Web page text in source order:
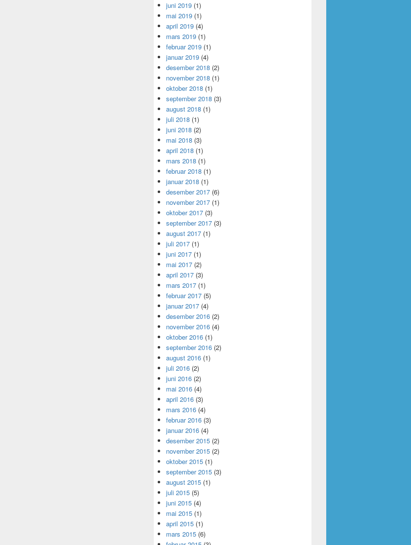
juni 2019 (1)
mai 2019 (1)
april 2019 (4)
mars 2019 (1)
februar 2019 (1)
januar 2019 (4)
desember 2018 (2)
november 2018 (1)
oktober 2018 (1)
september 2018 (3)
august 2018 (1)
juli 2018 (1)
juni 2018 (2)
mai 2018 (3)
april 2018 (1)
mars 2018 (1)
februar 2018 (1)
januar 2018 (1)
desember 2017 (6)
november 2017 (1)
oktober 2017 (3)
september 2017 (3)
august 2017 (1)
juli 2017 (1)
juni 2017 (1)
mai 2017 (2)
april 2017 (3)
mars 2017 (1)
februar 2017 (5)
januar 2017 (4)
desember 2016 (2)
november 2016 (4)
oktober 2016 (1)
september 2016 (2)
august 2016 (1)
juli 2016 (2)
juni 2016 (2)
mai 2016 (4)
april 2016 (3)
mars 2016 (4)
februar 2016 (3)
januar 2016 (4)
desember 2015 (2)
november 2015 (2)
oktober 2015 (1)
september 2015 (3)
august 2015 (1)
juli 2015 (5)
juni 2015 (4)
mai 2015 (1)
april 2015 (1)
mars 2015 (6)